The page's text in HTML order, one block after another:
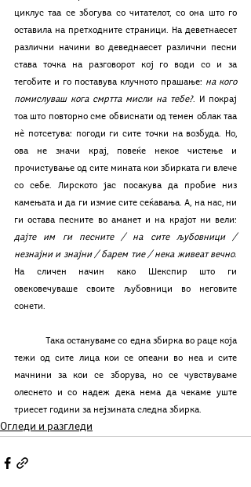
циклус таа се збогува со читателот, со она што го
оставила на претходните страници. На деветнаесет
различни начини во деведнаесет различни песни
става точка на разговорот кој го води со и за
тегобите и го поставува клучното прашање: на кого
помислуваш кога смртта мисли на тебе?. И покрај
тоа што повторно сме обвиснати од темен облак таа
нѐ потсетува: погоди ги сите точки на возбуда. Но,
ова не значи крај, повеќе некое чистење и
прочистување од сите мината кои збирката ги влече
со себе. Лирското јас посакува да пробие низ
камењата и да ги измие сите сеќавања. А, на нас, ни
дајте им ги песните / на сите љубовници /
незнајни и знајни / барем тие / нека живеат вечно.
На сличен начин како Шекспир што ги
овековечуваше своите љубовници во неговите
сонети.
	Така остануваме со една збирка во раце која
тежи од сите лица кои се опеани во неа и сите
мачнини за кои се зборува, но се чувствуваме
олеснето и со надеж дека нема да чекаме уште
триесет години за нејзината следна збирка.
Огледи и разгледи